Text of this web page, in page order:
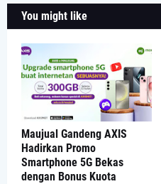
You might like
Maujual Gandeng AXIS
Hadirkan Promo
Smartphone 5G Bekas
dengan Bonus Kuota